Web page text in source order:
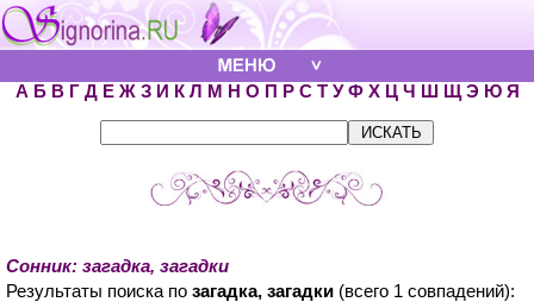
А Б В Г Д Е Ж З И К Л М Н О П Р С Т У Ф Х Ц Ч Ш Щ Э Ю Я
Сонник: загадка, загадки
Результаты поиска по загадка, загадки (всего 1 совпадений):